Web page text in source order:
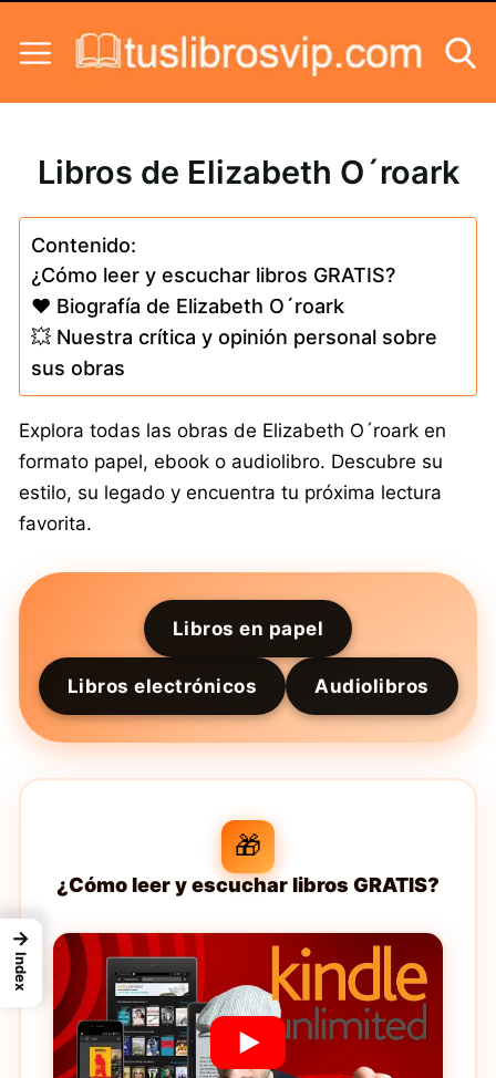
Libros de Elizabeth O´roark
Contenido:
¿Cómo leer y escuchar libros GRATIS?
❤️ Biografía de Elizabeth O´roark
💥 Nuestra crítica y opinión personal sobre
sus obras
Explora todas las obras de Elizabeth O´roark en
formato papel, ebook o audiolibro. Descubre su
estilo, su legado y encuentra tu próxima lectura
favorita.
Libros en papel
Libros electrónicos Audiolibros
🎁
¿Cómo leer y escuchar libros GRATIS?
→
Index